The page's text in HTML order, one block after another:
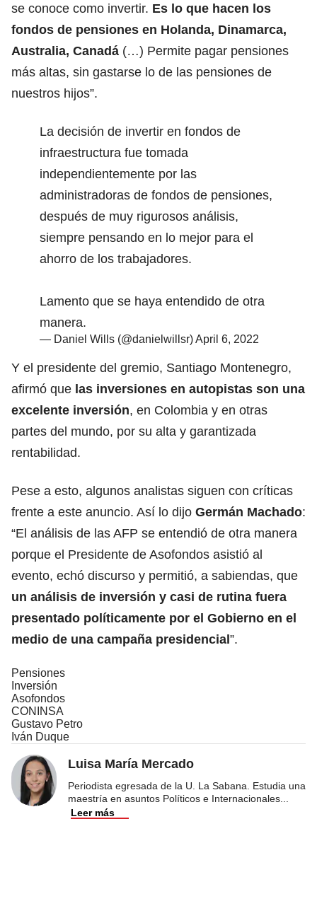
se conoce como invertir. Es lo que hacen los
fondos de pensiones en Holanda, Dinamarca,
Australia, Canadá (…) Permite pagar pensiones
más altas, sin gastarse lo de las pensiones de
nuestros hijos”.
La decisión de invertir en fondos de
infraestructura fue tomada
independientemente por las
administradoras de fondos de pensiones,
después de muy rigurosos análisis,
siempre pensando en lo mejor para el
ahorro de los trabajadores.
Lamento que se haya entendido de otra
manera.
— Daniel Wills (@danielwillsr)April 6, 2022
Y el presidente del gremio, Santiago Montenegro,
afirmó que las inversiones en autopistas son una
excelente inversión, en Colombia y en otras
partes del mundo, por su alta y garantizada
rentabilidad.
Pese a esto, algunos analistas siguen con críticas
frente a este anuncio. Así lo dijo Germán Machado:
“El análisis de las AFP se entendió de otra manera
porque el Presidente de Asofondos asistió al
evento, echó discurso y permitió, a sabiendas, que
un análisis de inversión y casi de rutina fuera
presentado políticamente por el Gobierno en el
medio de una campaña presidencial”.
Pensiones
Inversión
Asofondos
CONINSA
Gustavo Petro
Iván Duque
Luisa María Mercado
Periodista egresada de la U. La Sabana. Estudia una
maestría en asuntos Políticos e Internacionales
Leer más